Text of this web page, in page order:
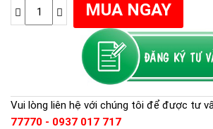
Vui lòng liên hệ với chúng tôi để được tư
77770 - 0937 017 717